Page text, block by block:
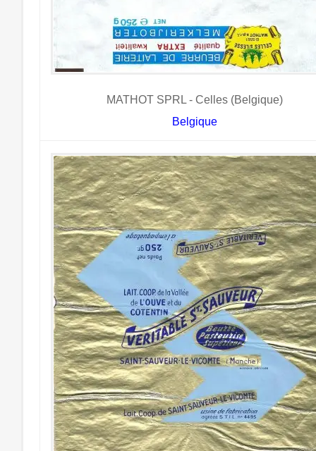
MATHOT SPRL - Celles (Belgique)
Belgique